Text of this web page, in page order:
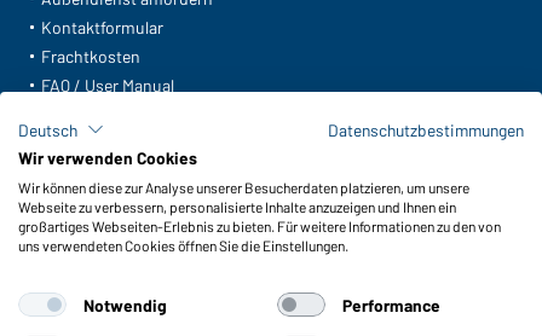
Kontaktformular
Frachtkosten
FAQ / User Manual
Meldeportal nach Hinweisgeberschutz
Funktionen & Pflege
Produkteigenschaften
Pflegehinweise
Farben
Deutsch
Datenschutzbestimmungen
Wir verwenden Cookies
Wir können diese zur Analyse unserer Besucherdaten platzieren, um unsere
Webseite zu verbessern, personalisierte Inhalte anzuzeigen und Ihnen ein
großartiges Webseiten-Erlebnis zu bieten. Für weitere Informationen zu den von
uns verwendeten Cookies öffnen Sie die Einstellungen.
Notwendig Performance